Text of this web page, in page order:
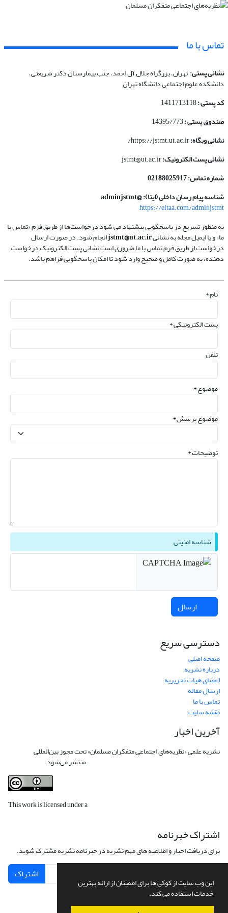
این وب سایت از کوکی ها برای اطمینان از ارائه بهترین
خدمات استفاده می کند.
تماس با ما
نشانی پستی:تهران، بزرگراه جلال آل احمد، جنب بیمارستان دکتر شریعتی،
دانشکده علوم اجتماعی دانشگاه تهران
کد پستی :1411713118
صندوق پستی :
نشانی وبگاه:https://jstmt.ut.ac.ir/
نشانی پست الکترونیک:jstmt@ut.ac.ir
شماره تماس: 02188025917
شناسه پیام رسان داخلی (ایتا): @adminjstmt
https://eitaa.com/adminjstmt
به منظور تسریع در پاسخگویی پیشنهاد می شود درخواست‌ها از طریق فرم «تماس با
ما» و یا ایمیل مجله به نشانیjstmt@ut.ac.irانجام شود. در صورت ارسال
درخواست از طریق فرم تماس با ما ضروری است نشانی پست الکترونیک درخواست
دهنده، به صورت کامل و صحیح وارد شود تا امکان پاسخگویی فراهم باشد.
نام *
پست الکترونیکی *
تلفن
موضوع *
موضوع پرسش *
توضیحات *
شناسه امنیتی
ارسال
دسترسی سریع
صفحه اصلی
درباره نشریه
اعضای هیات تحریریه
ارسال مقاله
تماس با ما
نقشه سایت
آخرین اخبار
نشریه علمی «نظریه‌های اجتماعی متفکران مسلمان» تحت مجوز بین‌المللی
منتشر می‌شود.
This work is licensed under a
اشتراک خبرنامه
برای دریافت اخبار و اطلاعیه های مهم نشریه در خبرنامه نشریه مشترک شوید.
اشتراک